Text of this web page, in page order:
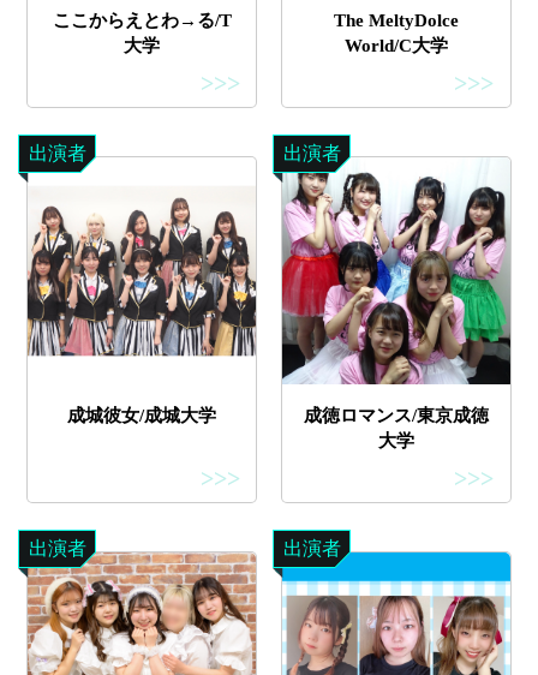
ここからえとわ→る/T
大学
>>>
The MeltyDolce
World/C大学
>>>
出演者
成城彼女/成城大学
>>>
出演者
成徳ロマンス/東京成徳
大学
>>>
出演者 出演者